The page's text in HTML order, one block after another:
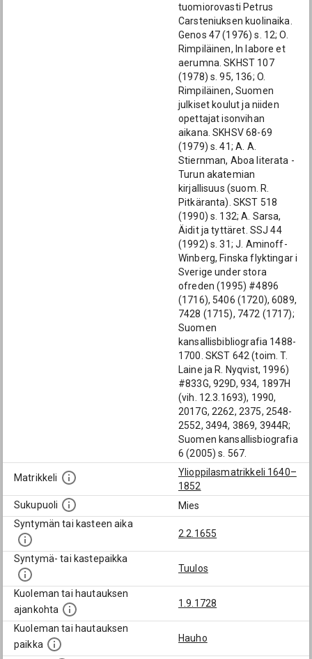
tuomiorovasti Petrus
Carsteniuksen kuolinaika.
Genos 47 (1976) s. 12; O.
Rimpiläinen, In labore et
aerumna. SKHST 107
(1978) s. 95, 136; O.
Rimpiläinen, Suomen
julkiset koulut ja niiden
opettajat isonvihan
aikana. SKHSV 68-69
(1979) s. 41; A. A.
Stiernman, Aboa literata -
Turun akatemian
kirjallisuus (suom. R.
Pitkäranta). SKST 518
(1990) s. 132; A. Sarsa,
Äidit ja tyttäret. SSJ 44
(1992) s. 31; J. Aminoff-
Winberg, Finska flyktingar i
Sverige under stora
ofreden (1995) #4896
(1716), 5406 (1720), 6089,
7428 (1715), 7472 (1717);
Suomen
kansallisbibliografia 1488-
1700. SKST 642 (toim. T.
Laine ja R. Nyqvist, 1996)
#833G, 929D, 934, 1897H
(vih. 12.3.1693), 1990,
2017G, 2262, 2375, 2548-
2552, 3494, 3869, 3944R;
Suomen kansallisbiografia
6 (2005) s. 567.
Matrikkeli
Ylioppilasmatrikkeli 1640–
1852
Sukupuoli
Mies
Syntymän tai kasteen aika
2.2.1655
Syntymä- tai kastepaikka
Tuulos
Kuoleman tai hautauksen
ajankohta
1.9.1728
Kuoleman tai hautauksen
paikka
Hauho